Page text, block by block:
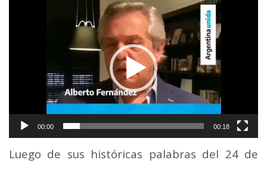
00:00 00:18
Luego de sus históricas palabras del 24 de